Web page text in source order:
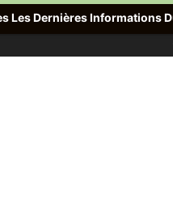
Informations Du Monde Avec